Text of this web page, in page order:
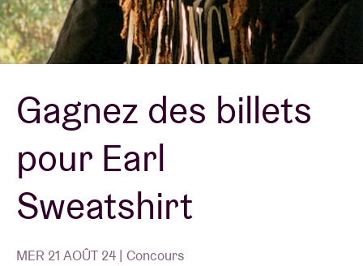
Location de salles
BRDCST
ABtv
Chèque-concert
À propos de l'AB
Gagnez des billets
pour Earl
Sweatshirt
MER 21 AOÛT 24 | Concours